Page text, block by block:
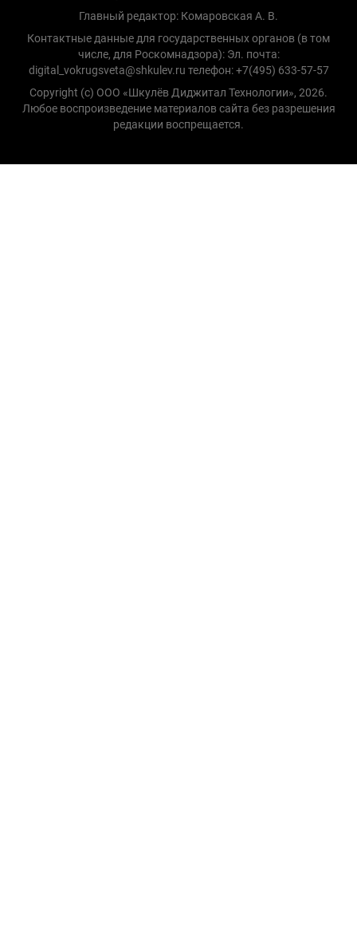
Главный редактор: Комаровская А. В.
Контактные данные для государственных органов (в том
числе, для Роскомнадзора): Эл. почта:
digital_vokrugsveta@shkulev.ru телефон: +7(495) 633-57-57
Copyright (с) ООО «Шкулёв Диджитал Технологии», 2026.
Любое воспроизведение материалов сайта без разрешения
редакции воспрещается.